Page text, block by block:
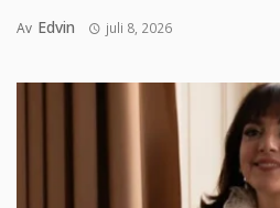
Av Edvin juli 8, 2026